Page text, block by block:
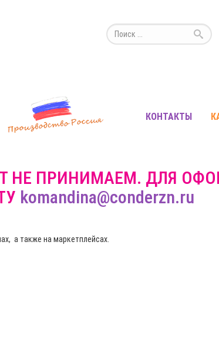
КОНТАКТЫ
НЕ ПРИНИМАЕМ. ДЛЯ
komandina@conderzn.ru
а также на маркетплейсах.